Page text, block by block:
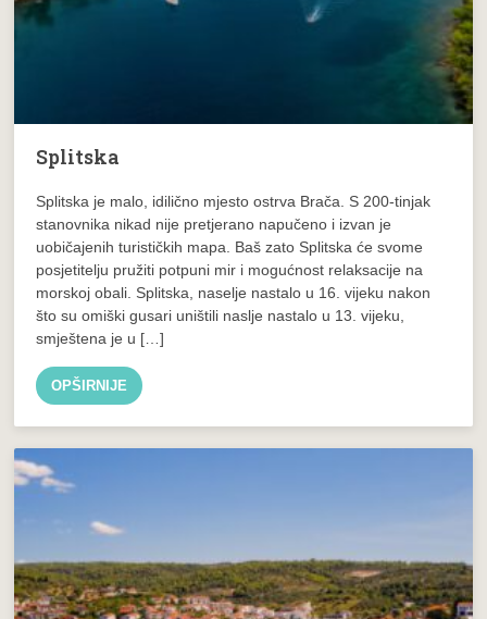
Splitska
Splitska je malo, idilično mjesto ostrva Brača. S 200-tinjak
stanovnika nikad nije pretjerano napučeno i izvan je
uobičajenih turističkih mapa. Baš zato Splitska će svome
posjetitelju pružiti potpuni mir i mogućnost relaksacije na
morskoj obali. Splitska, naselje nastalo u 16. vijeku nakon
što su omiški gusari uništili naslje nastalo u 13. vijeku,
smještena je u […]
OPŠIRNIJE